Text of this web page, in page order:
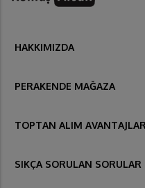
HAKKIMIZDA
PERAKENDE MAĞAZA
TOPTAN ALIM
SIKÇA SORULAN SORULAR